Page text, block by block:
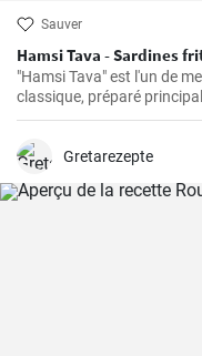
Sauver
Hamsi Tava - Sardines
"Hamsi Tava" est l'un de
classique, préparé
découvert pour la
goût délicieux. Les
Gretarezepte